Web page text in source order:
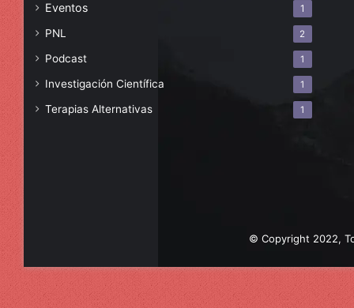
Eventos 1
PNL 2
Podcast 1
Investigación Científica 1
Terapias Alternativas 1
© Copyright 2022,